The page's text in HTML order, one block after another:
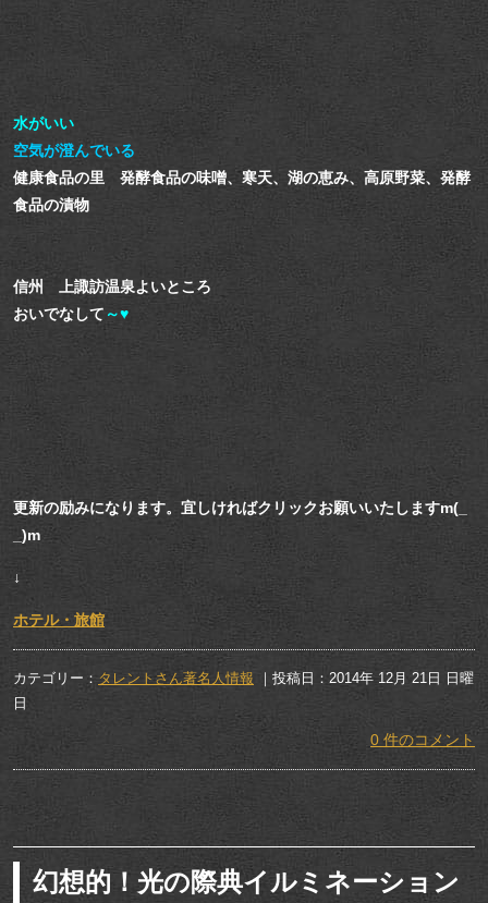
水がいい
空気が澄んでいる
健康食品の里 発酵食品の味噌、寒天、湖の恵み、高原野菜、発酵
食品の漬物
信州 上諏訪温泉よいところ
おいでなして ～♥
更新の励みになります。宜しければクリックお願いいたしますm(_
_)m
↓
ホテル・旅館
カテゴリー： タレントさん著名人情報 ｜投稿日：2014年 12月 21日 日曜
日
0 件のコメント
幻想的！光の際典イルミネーション